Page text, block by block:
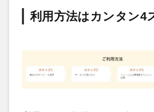
利用方法はカンタン4